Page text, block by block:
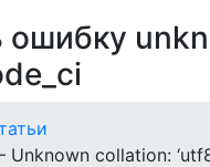
ошибку
collation: